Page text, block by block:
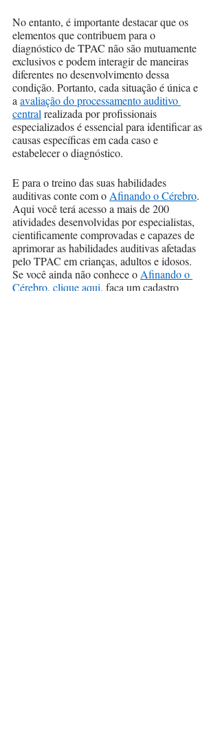
No entanto, é importante destacar que os
elementos que contribuem para o
diagnóstico de TPAC não são mutuamente
exclusivos e podem interagir de maneiras
diferentes no desenvolvimento dessa
condição. Portanto, cada situação é única e
a avaliação do processamento auditivo
central realizada por profissionais
especializados é essencial para identificar as
causas específicas em cada caso e
estabelecer o diagnóstico.
E para o treino das suas habilidades
auditivas conte com o Afinando o Cérebro.
Aqui você terá acesso a mais de 200
atividades desenvolvidas por especialistas,
cientificamente comprovadas e capazes de
aprimorar as habilidades auditivas afetadas
pelo TPAC em crianças, adultos e idosos.
Se você ainda não conhece o Afinando o
Cérebro, clique aqui, faça um cadastro